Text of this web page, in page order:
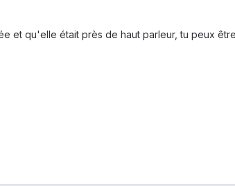
et qu'elle était près de haut parleur, tu peux